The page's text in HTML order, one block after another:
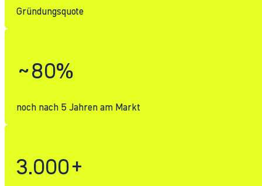
Gründungsquote
~80%
noch nach 5 Jahren am Markt
3.000+